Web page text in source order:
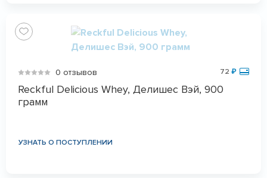
0 отзывов 72 ₽
Reckful Delicious Whey, Делишес Вэй, 900
грамм
УЗНАТЬ О ПОСТУПЛЕНИИ